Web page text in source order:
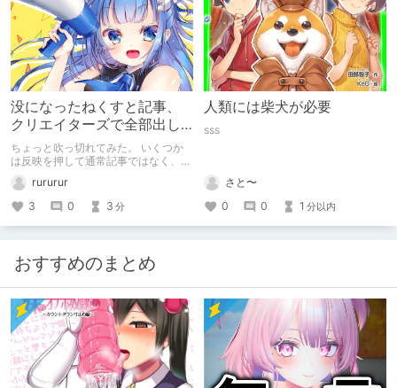
没になったねくすと記事、
クリエイターズで全部出し
てみます。
ちょっと吹っ切れてみた。 いくつか
は反映を押して通常記事ではなく、ク
なと。rururur
3
0 3 分
人類には柴犬が必要
sss
さと〜
0
0 1 分以内
おすすめのまとめ